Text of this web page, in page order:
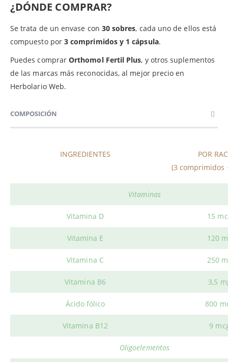
¿DÓNDE COMPRAR?
Se trata de un envase con 30 sobres, cada uno de ellos está
compuesto por 3 comprimidos y 1 cápsula.
Puedes comprarOrthomol Fertil Plus, y otros suplementos
de las marcas más reconocidas, al mejor precio en
Herbolario Web.
COMPOSICIÓN
INGREDIENTES
POR
(3 comprimidos
Vitaminas
Vitamina D 15
Vitamina E 120
Vitamina C 250
Vitamina B6 3,5
Ácido fólico 800
Vitamina B12 9
Oligoelementos